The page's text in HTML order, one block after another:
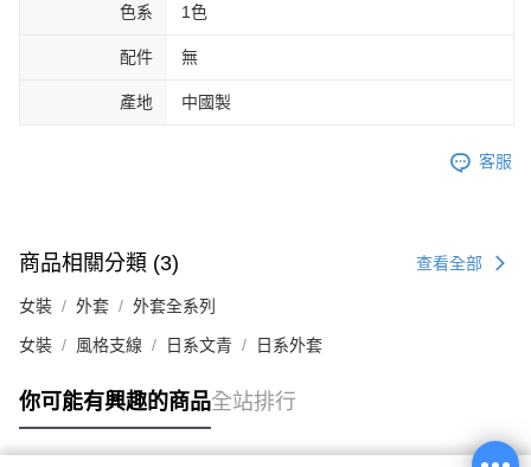
色系 1色
配件 無
產地 中國製
客服
商品相關分類 (3) 查看全部
女裝 外套 外套全系列
女裝 風格支線 日系文青 日系外套
你可能有興趣的商品全站排行